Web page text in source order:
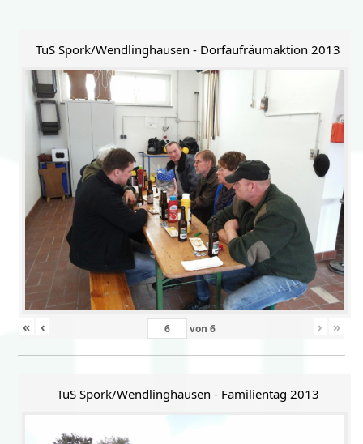
TuS Spork/Wendlinghausen - Dorfaufräumaktion 2013
« ‹ von 6 › »
TuS Spork/Wendlinghausen - Familientag 2013